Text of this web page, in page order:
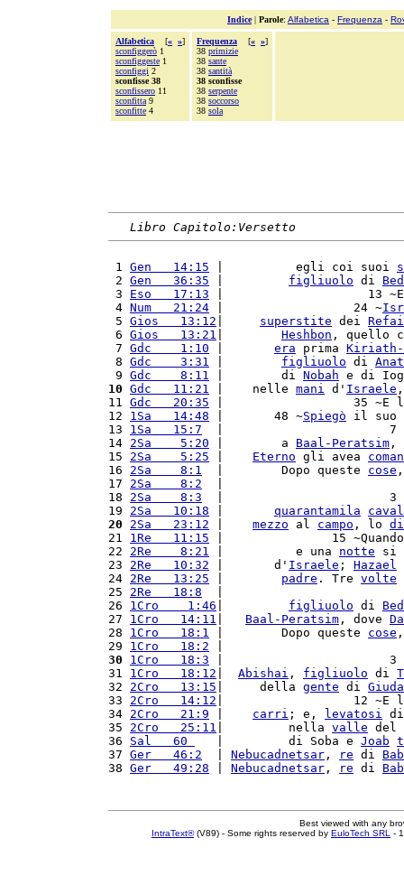
Indice| Parole: Alfabetica - Frequenza -
Alfabetica [« »]
sconfiggerò 1
sconfiggeste 1
sconfiggi 2
sconfisse 38
sconfissero 11
sconfitta 9
sconfitte 4
Frequenza [« »]
38 primizie
38 sante
38 santità
38 sconfisse
38 serpente
38 soccorso
38 sola
Libro Capitolo:Versetto
1 Gen   14:15 |          egli coi suoi
2 Gen   36:35 figliuolo di
3 Eso   17:13 |                    13
4 Num   21:24 |                  24 ~
5 Gios   13:12 superstite dei
6 Gios   13:21 Heshbon , quello
7 Gdc    1:10 era prima Kiriath-
8 Gdc    3:31 figliuolo di
9 Gdc    8:11 |        di Nobah e di
10 Gdc   11:21 |    nelle mani d' Israele
11 Gdc   20:35 |                  35 ~E
12 1Sa   14:48 |       48 ~Spiegò il suo
13 1Sa   15:7
|
14 2Sa    5:20 |        a Baal-Peratsim ,
15 2Sa    5:25 Eterno gli avea
16 2Sa    8:1
  |        Dopo queste
cose
17 2Sa    8:2
18 2Sa    8:3
|                       3
19 2Sa   10:18 quarantamila
20
2Sa   23:12 mezzo al campo , lo
21 1Re   11:15 |               15
22 2Re    8:21 |          e una notte si
23 2Re   10:32 |       d' Israele ; Hazael
24 2Re   13:25 padre . Tre volte
25 2Re   18:8
26 1Cro    1:46 figliuolo di
27 1Cro   14:11 Baal-Peratsim , dove
28 1Cro   18:1 |        Dopo queste cose
29 1Cro   18:2
30
1Cro   18:3 |                       3
31 1Cro   18:12 Abishai , figliuolo di
32 2Cro   13:15 |     della gente di Giuda
33 2Cro   14:12 |                  12 ~E
34 2Cro   21:9 carri ; e, levatosi
35 2Cro   25:11 |         nella valle del
36 Sal   60
   |         di Soba e
Joab
37 Ger   46:2 Nebucadnetsar , re di
38 Ger   49:28 Nebucadnetsar , re di
Best viewed with any
IntraText®(V89) - Some rights reserved by EuloTech SRL -